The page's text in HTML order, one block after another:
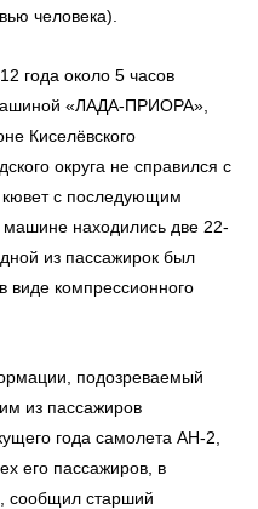
человека).
года около 5 часов
«ЛАДА-ПРИОРА»,
Киселёвского
округа не справился с
кювет с последующим
находились две 22-
из пассажирок был
виде компрессионного
подозреваемый
из пассажиров
года самолета АН-2,
его пассажиров, в
сообщил старший